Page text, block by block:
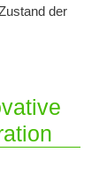
der